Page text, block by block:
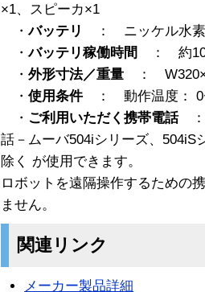
×1、スピーカ×1
・バッテリ
： ニッケル水素
・バッテリ稼働時間
： 約10
・ 外形寸法／重量 ：
・ 使用条件： 動作温度： 0
・ ご利用いただく携帯電話：
話－ムーバ504iシリーズ、504iS
除く が使用できます。
ロボットを遠隔操作するための
ません。
関連リンク
メーカー製品詳細